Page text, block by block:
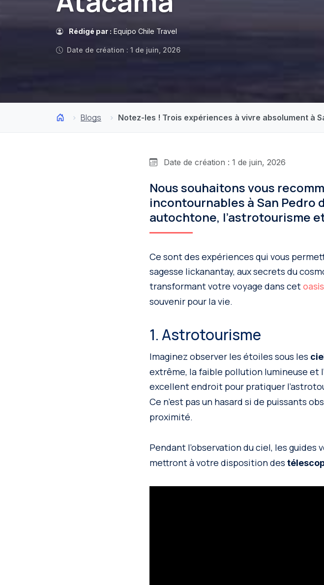
Rédigé par : Equipo Chile Travel
Date de création : 1 de juin, 2026
Blogs Notez-les ! Trois expériences à vivre absolument à
Date de création : 1 de juin, 2026
Nous souhaitons vous
incontournables à San Pedro
autochtone, l’astrotourisme
Ce sont des expériences qui vous
sagesse lickanantay, aux secrets du
transformant votre voyage dans cet
souvenir pour la vie.
1. Astrotourisme
Imaginez observer les étoiles sous les
extrême, la faible pollution lumineuse et
excellent endroit pour pratiquer
Ce n’est pas un hasard si de puissants
proximité.
Pendant l’observation du ciel, les guides
mettront à votre disposition des